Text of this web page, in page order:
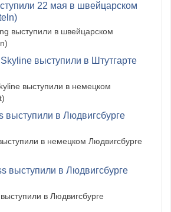
22 мая в швейцарском
выступили в швейцарском
выступили в Штутгарте
выступили в немецком
выступили в Людвигсбурге
в немецком Людвигсбурге
выступили в Людвигсбурге
в Людвигсбурге